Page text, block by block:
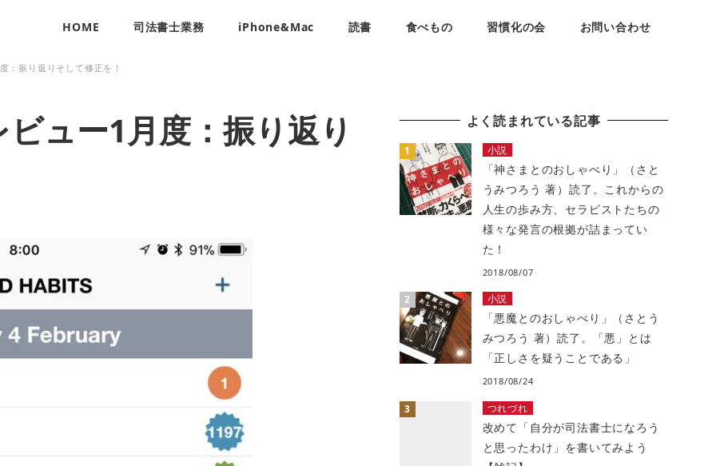
HOME 司法書士業務 iPhone&Mac 読書 食べもの 習慣化の会 お問い合わせ
：振り返りそして修正を！
ュー1月度：振り返り よく読まれている記事
小説
「神さまとのおしゃべり」（さと
うみつろう 著）読了。これからの
人生の歩み方、セラピストたちの
様々な発言の根拠が詰まってい
た！
2018/08/07
小説
「悪魔とのおしゃべり」（さとう
みつろう 著）読了。「悪」とは
「正しさを疑うことである」
2018/08/24
つれづれ
改めて「自分が司法書士になろう
と思ったわけ」を書いてみよう